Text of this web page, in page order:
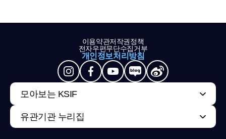
이용약관저작권정책
전자우편무단수집거부
개인정보처리방침
모아보는 KSIF
유관기관 누리집